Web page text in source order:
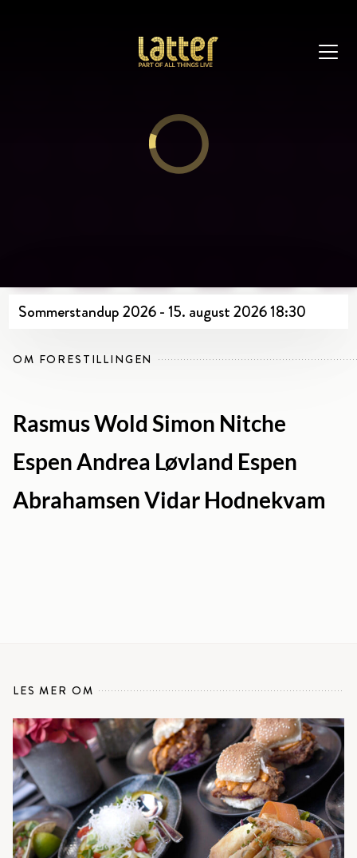
Sommerstandup 2026 - 15. august 2026 18:30
OM FORESTILLINGEN
Rasmus Wold Simon Nitche
Espen Andrea Løvland Espen
Abrahamsen Vidar Hodnekvam
LES MER OM